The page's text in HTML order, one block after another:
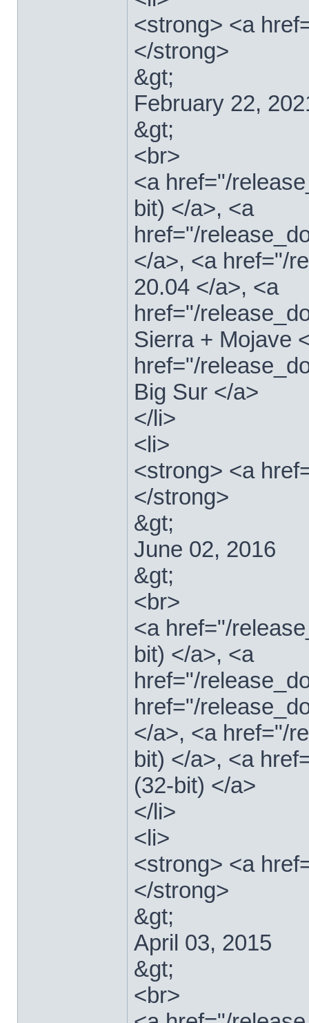
<strong> <a
</strong>
&gt;
February 22,
&gt;
<br>
<a href="/
bit) </a>, <a
href="/
</a>, <a href="/
20.04 </a>, <a
href="/
Sierra + Mojave
href="/
Big Sur </a>
</li>
<li>
<strong> <a
</strong>
&gt;
June 02, 2016
&gt;
<br>
<a href="/
bit) </a>, <a
href="/
href="/
</a>, <a href="/
bit) </a>, <a
(32-bit) </a>
</li>
<li>
<strong> <a
</strong>
&gt;
April 03, 2015
&gt;
<br>